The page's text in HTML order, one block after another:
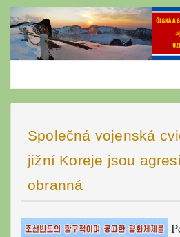
Skip
content
Společná vojenská
jižní Koreje jsou
obranná